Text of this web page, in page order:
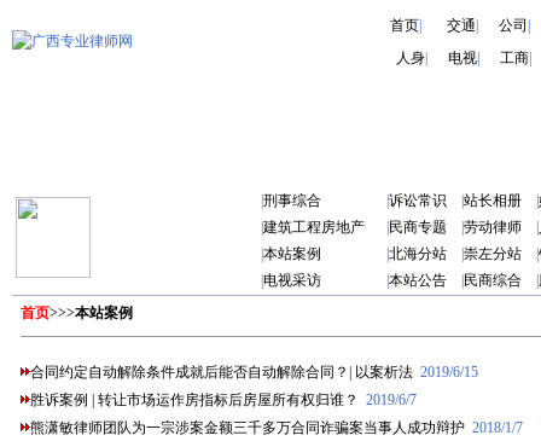
首页| 交通 公司
人身
电视 工商
刑事综合 诉讼常识 站长相册
建筑工程房地产 民商专题 劳动律师
本站案例 北海分站 崇左分站
电视采访 本站公告 民商综合
首页>>>本站案例
合同约定自动解除条件成就后能否自动解除合同？| 以案析法 2019/6/15
胜诉案例 | 转让市场运作房指标后房屋所有权归谁？
2019/6/7
熊潇敏律师团队为一宗涉案金额三千多万合同诈骗案当事人成功辩护 2018/1/7